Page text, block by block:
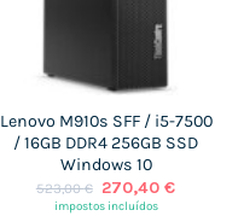
Lenovo M910s SFF / i5-7500
/ 16GB DDR4 256GB SSD
Windows 10
523,00€ O
preço
270,40€O
impostos incluídos